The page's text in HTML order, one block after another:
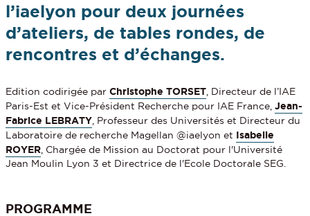
l’iaelyon pour deux journées
d’ateliers, de tables rondes, de
rencontres et d’échanges.
Edition codirigée parChristophe TORSET , Directeur de l’IAE
Paris-Est et Vice-Président Recherche pour IAE France,Jean-
Fabrice LEBRATY , Professeur des Universités et Directeur du
Laboratoire de recherche Magellan @iaelyon et Isabelle
ROYER , Chargée de Mission au Doctorat pour l'Université
Jean Moulin Lyon 3 et Directrice de l'Ecole Doctorale SEG.
PROGRAMME